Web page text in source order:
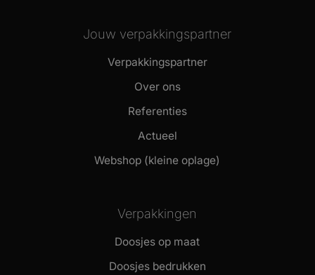
Jouw verpakkingspartner
Verpakkingspartner
Over ons
Referenties
Actueel
Webshop (kleine oplage)
Verpakkingen
Doosjes op maat
Doosjes bedrukken